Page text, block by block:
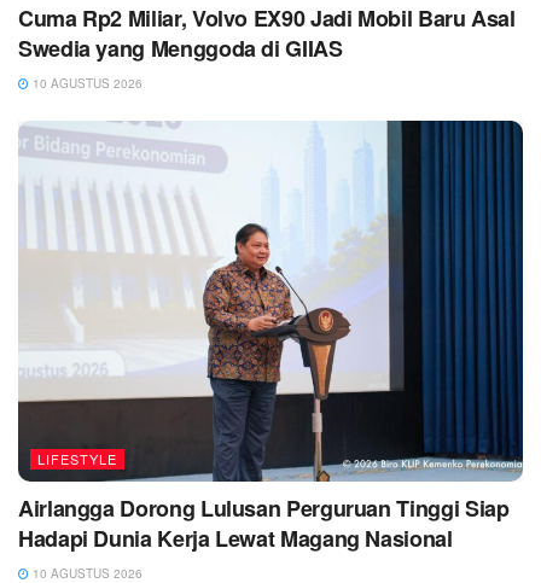
Cuma Rp2 Miliar, Volvo EX90 Jadi Mobil Baru Asal
Swedia yang Menggoda di GIIAS
10 AGUSTUS 2026
LIFESTYLE
Airlangga Dorong Lulusan Perguruan Tinggi Siap
Hadapi Dunia Kerja Lewat Magang Nasional
10 AGUSTUS 2026